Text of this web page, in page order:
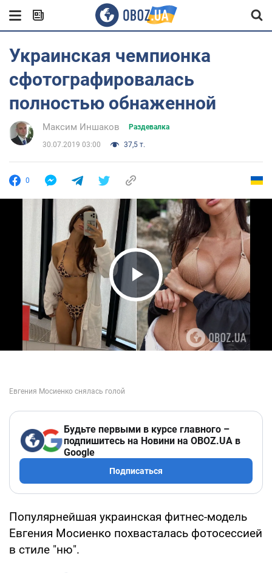
Украинская чемпионка
сфотографировалась
полностью обнаженной
Максим Иншаков Раздевалка
30.07.2019 03:00 37,5 т.
0
Play Video
Будьте первыми в курсе главного –
подпишитесь на Новини на OBOZ.UA в
Google
Подписаться
Популярнейшая украинская фитнес-модель
Евгения Мосиенко похвасталась фотосессией
в стиле "ню".